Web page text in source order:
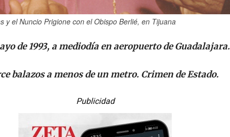
y el Nuncio Prigione con el Obispo Berlié, en Tijuana
de 1993, a mediodía en aeropuerto de Guadalajara.
balazos a menos de un metro. Crimen de Estado.
Publicidad